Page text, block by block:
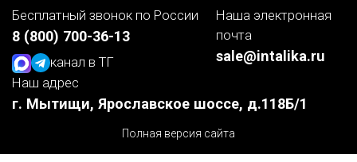
Бесплатный звонок по России
8 (800) 700-36-13
канал в ТГ
Наша электронная
почта
sale@intalika.ru
Наш адрес
г. Мытищи, Ярославское шоссе, д.118Б/1
Полная версия сайта